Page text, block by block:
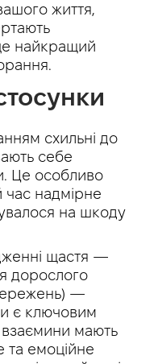
життя,
найкращий
схильні до
себе
Це особливо
час надмірне
на шкоду
щастя —
дорослого
—
є ключовим
взаємини мають
та емоційне